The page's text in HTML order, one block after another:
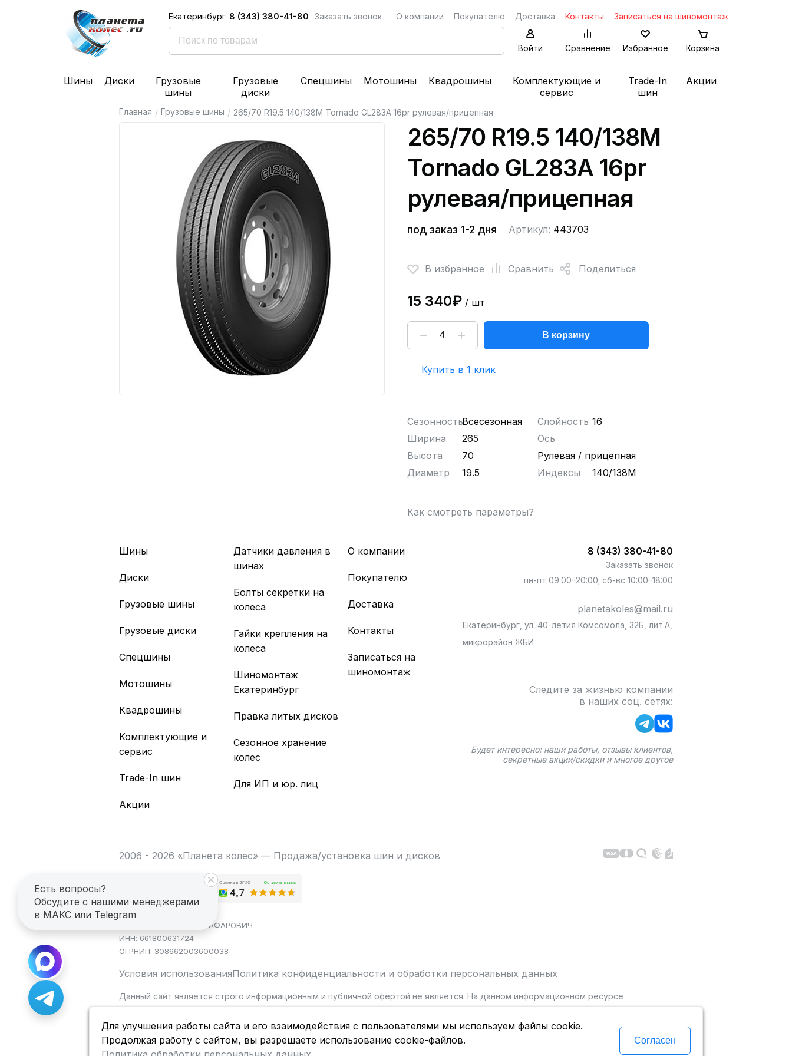
Екатеринбург 8 (343) 380-41-80 Заказать звонок О компании Покупателю Доставка Контакты Записаться на шиномонтаж
Войти Сравнение Избранное Корзина
Шины Диски
Грузовые
шины
Грузовые
диски
Спецшины Мотошины Квадрошины
Комплектующие и
сервис
Trade-In
шин
Акции
Главная / Грузовые шины / 265/70 R19.5 140/138M Tornado GL283A 16pr рулевая/прицепная
265/70 R19.5 140/138M
Tornado GL283A 16pr
рулевая/прицепная
под заказ 1-2 дня Артикул: 443703
В избранное Сравнить Поделиться
15 340₽/ шт
В корзину
Купить в 1 клик
СезонностьВсесезонная
Ширина
265
Высота
70
Диаметр
19.5
Слойность 16
Ось
Рулевая / прицепная
Индексы
140/138M
Как смотреть параметры?
Шины
Диски
Грузовые шины
Грузовые диски
Спецшины
Мотошины
Квадрошины
Комплектующие и
сервис
Trade-In шин
Акции
Датчики давления в
шинах
Болты секретки на
колеса
Гайки крепления на
колеса
Шиномонтаж
Екатеринбург
Правка литых дисков
Сезонное хранение
колес
Для ИП и юр. лиц
О компании
Покупателю
Доставка
Контакты
Записаться на
шиномонтаж
8 (343) 380-41-80
Заказать звонок
пн-пт 09:00–20:00; сб-вс 10:00–18:00
planetakoles@mail.ru
Екатеринбург, ул. 40-летия Комсомола, 32Б, лит.А,
микрорайон ЖБИ
Следите за жизнью компании
в наших соц. сетях:
Будет интересно: наши работы, отзывы клиентов,
секретные акции/скидки и многое другое
2006 - 2026 «Планета колес» — Продажа/установка шин и дисков
ИП САГДЕЕВ ДИНАР ЯГАФАРОВИЧ
ИНН: 661800631724
ОГРНИП: 308662003600038
Условия использованияПолитика конфиденциальности и обработки персональных данных
Данный сайт является строго информационным и публичной офертой не является. На данном информационном ресурсе
применяются рекомендательные технологии.
Есть вопросы?
Обсудите с нашими менеджерами
в МАКС или Telegram
Для улучшения работы сайта и его взаимодействия с пользователями мы используем файлы cookie.
Продолжая работу с сайтом, вы разрешаете использование cookie-файлов.
Согласен